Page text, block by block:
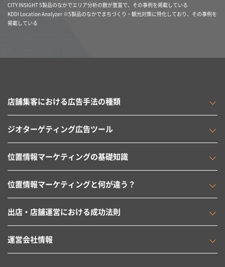
CITY INSIGHT 5製品のなかでエリア分析の数が豊富で、その事例を掲載している
KDDI Location Analyzer ※5製品のなかでまちづくり・観光対策に特化しており、その事例を
掲載している
店舗集客における広告手法の種類
ジオターゲティング広告ツール
位置情報マーケティングの基礎知識
位置情報マーケティングと何が違う？
出店・店舗運営における成功法則
運営会社情報